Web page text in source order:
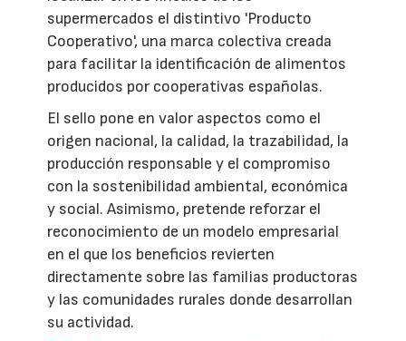
supermercados el distintivo 'Producto
Cooperativo', una marca colectiva creada
para facilitar la identificación de alimentos
producidos por cooperativas españolas.
El sello pone en valor aspectos como el
origen nacional, la calidad, la trazabilidad, la
producción responsable y el compromiso
con la sostenibilidad ambiental, económica
y social. Asimismo, pretende reforzar el
reconocimiento de un modelo empresarial
en el que los beneficios revierten
directamente sobre las familias productoras
y las comunidades rurales donde desarrollan
su actividad.